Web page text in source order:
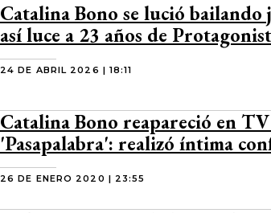
SOCIEDAD
TEMUCO
VALDIVIA
PUERTO MONTT
POLÍTICA DE PRIVACIDAD
Catalina Bono se lució bailando
así luce a 23 años de
24 DE ABRIL 2026 | 18:11
Catalina Bono reapareció en
'Pasapalabra': realizó íntima
26 DE ENERO 2020 | 23:55